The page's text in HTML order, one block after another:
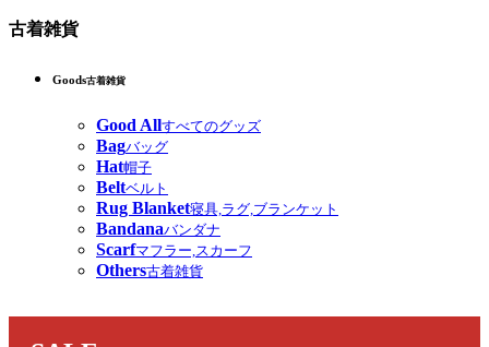
古着雑貨
Goods古着雑貨
Good Allすべてのグッズ
Bagバッグ
Hat帽子
Beltベルト
Rug Blanket寝具,ラグ,ブランケット
Bandanaバンダナ
Scarfマフラー,スカーフ
Others古着雑貨